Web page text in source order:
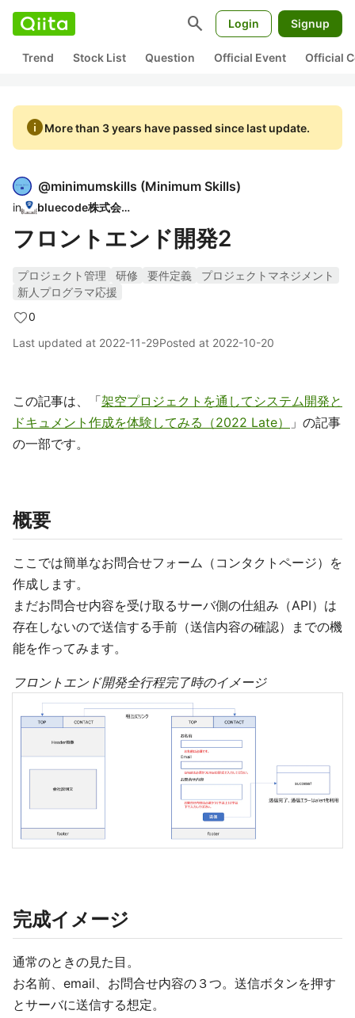
search Login Signup
Trend Stock List Question Official Event Official
infoMore than 3 years have passed since last update.
@minimumskills (Minimum Skills)
in bluecode株式会社
フロントエンド開発2
プロジェクト管理 研修 要件定義
プロジェクトマネジメント
新人プログラマ応援
0
Last updated at 2022-11-29Posted at 2022-10-20
この記事は、「架空プロジェクトを通してシステム開発と
ドキュメント作成を体験してみる（2022 Late）
」の記事
の一部です。
概要
ここでは簡単なお問合せフォーム（コンタクトページ）を
作成します。
まだお問合せ内容を受け取るサーバ側の仕組み（API）は
存在しないので送信する手前（送信内容の確認）までの機
能を作ってみます。
フロントエンド開発全行程完了時のイメージ
完成イメージ
通常のときの見た目。
お名前、email、お問合せ内容の３つ。送信ボタンを押す
とサーバに送信する想定。